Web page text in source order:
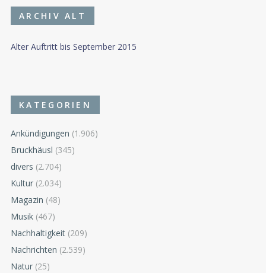
ARCHIV ALT
Alter Auftritt bis September 2015
KATEGORIEN
Ankündigungen (1.906)
Bruckhäusl (345)
divers (2.704)
Kultur (2.034)
Magazin (48)
Musik (467)
Nachhaltigkeit (209)
Nachrichten (2.539)
Natur (25)